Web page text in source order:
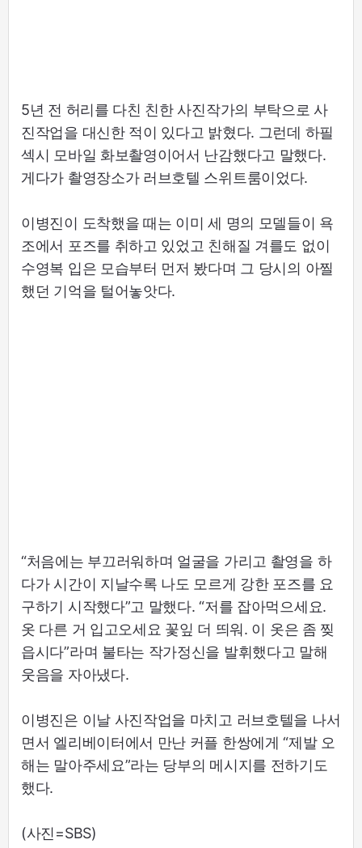
5년 전 허리를 다친 친한 사진작가의 부탁으로 사
진작업을 대신한 적이 있다고 밝혔다. 그런데 하필
섹시 모바일 화보촬영이어서 난감했다고 말했다.
게다가 촬영장소가 러브호텔 스위트룸이었다.
이병진이 도착했을 때는 이미 세 명의 모델들이 욕
조에서 포즈를 취하고 있었고 친해질 겨를도 없이
수영복 입은 모습부터 먼저 봤다며 그 당시의 아찔
했던 기억을 털어놓앗다.
“처음에는 부끄러워하며 얼굴을 가리고 촬영을 하
다가 시간이 지날수록 나도 모르게 강한 포즈를 요
구하기 시작했다”고 말했다. “저를 잡아먹으세요.
옷 다른 거 입고오세요 꽃잎 더 띄워. 이 옷은 좀 찢
읍시다”라며 불타는 작가정신을 발휘했다고 말해
웃음을 자아냈다.
이병진은 이날 사진작업을 마치고 러브호텔을 나서
면서 엘리베이터에서 만난 커플 한쌍에게 “제발 오
해는 말아주세요”라는 당부의 메시지를 전하기도
했다.
(사진=SBS)